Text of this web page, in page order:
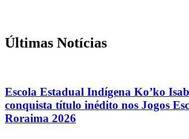
Últimas Notícias
Escola Estadual Indígena Ko’ko
conquista título inédito nos Jogos
Roraima 2026